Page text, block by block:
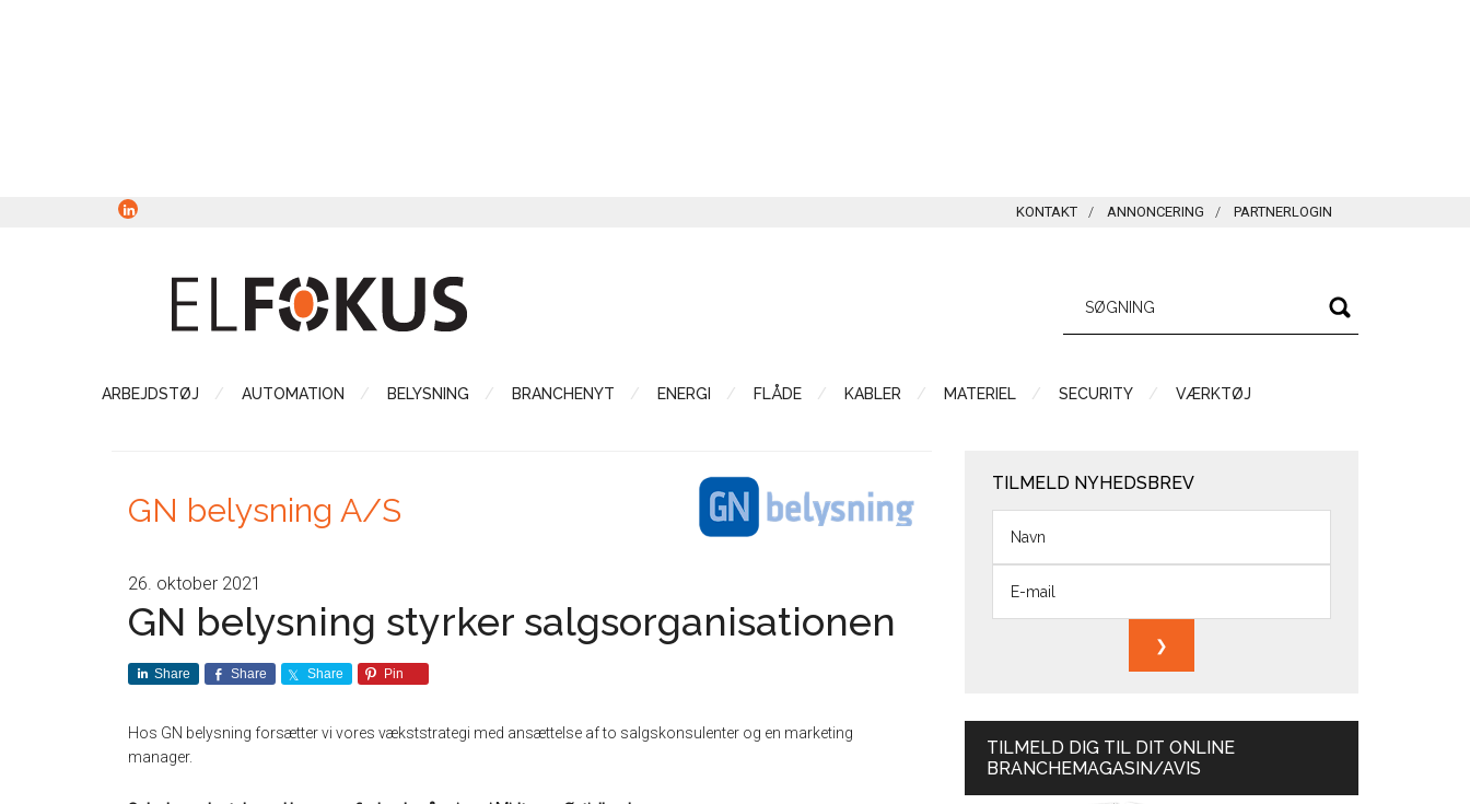
KONTAKT ANNONCERING PARTNERLOGIN
ARBEJDSTØJ AUTOMATION BELYSNING BRANCHENYT ENERGI FLÅDE KABLER MATERIEL SECURITY VÆRKTØJ
GN belysning A/S
26. oktober 2021
GN belysning styrker salgsorganisationen
Share Share Share Pin
Hos GN belysning forsætter vi vores vækststrategi med ansættelse af to salgskonsulenter og en marketing
manager.
TILMELD NYHEDSBREV
TILMELD DIG TIL DIT ONLINE
BRANCHEMAGASIN/AVIS